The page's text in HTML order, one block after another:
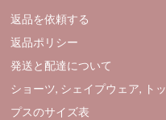
返品を依頼する
返品ポリシー
発送と配達について
ショーツ, シェイプウェア, トッ
プスのサイズ表